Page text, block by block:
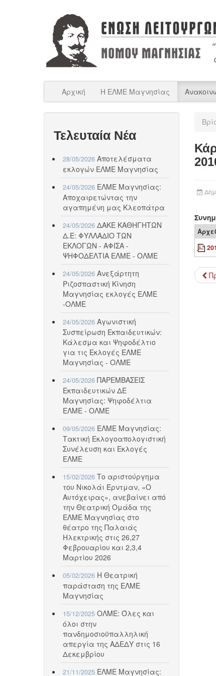
Αρχική Η ΕΛΜΕ Μαγνησίας
Τελευταία Νέα
28/05/2026 Αποτελέσματα
εκλογών ΕΛΜΕ Μαγνησίας
24/05/2026 ΕΛΜΕ Μαγνησίας:
Αποχαιρετώντας την
αγαπημένη μας Κλεοπάτρα
24/05/2026 ΔΑΚΕ ΚΑΘΗΓΗΤΩΝ
Δ.Ε: ΦΥΛΛΑΔΙΟ ΤΩΝ
ΕΚΛΟΓΩΝ - ΑΦΙΣΑ -
ΨΗΦΟΔΕΛΤΙΑ ΕΛΜΕ - ΟΛΜΕ
24/05/2026 Ανεξάρτητη
Ριζοσπαστική Κίνηση
Μαγνησίας εκλογές ΕΛΜΕ
-ΟΛΜΕ
24/05/2026 Αγωνιστική
Συσπείρωση Εκπαιδευτικών:
Κάλεσμα και Ψηφοδέλτιο
για τις Εκλογές ΕΛΜΕ
Μαγνησίας - ΟΛΜΕ
24/05/2026 ΠΑΡΕΜΒΑΣΕΙΣ
Εκπαιδευτικών ΔΕ
Μαγνησίας: Ψηφοδέλτια
ΕΛΜΕ - ΟΛΜΕ
09/05/2026 ΕΛΜΕ Μαγνησίας:
Τακτική Εκλογοαπολογιστική
Συνέλευση και Εκλογές
ΕΛΜΕ
15/02/2026 Το αριστούργημα
του Νικολάι Έρντμαν, «Ο
Αυτόχειρας», ανεβαίνει από
την Θεατρική Ομάδα της
ΕΛΜΕ Μαγνησίας στο
θέατρο της Παλαιάς
Ηλεκτρικής στις 26,27
Φεβρουαρίου και 2,3,4
Μαρτίου 2026
05/02/2026 Η Θεατρική
παράσταση της ΕΛΜΕ
Μαγνησίας
15/12/2025 ΟΛΜΕ: Όλες και
όλοι στην
πανδημοσιοϋπαλληλική
απεργία της ΑΔΕΔΥ στις 16
Δεκεμβρίου
21/11/2025 ΕΛΜΕ Μαγνησίας: